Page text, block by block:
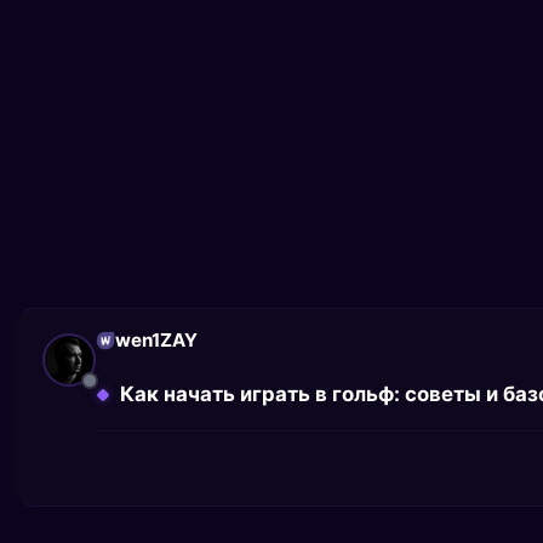
wen1ZAY
Как начать играть в гольф: советы и